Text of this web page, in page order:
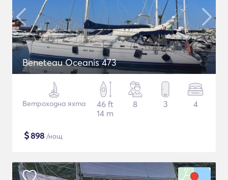
Beneteau Oceanis 473
Ветроходна яхта
46 ft
14 m
8 3 4
$898 /нощ